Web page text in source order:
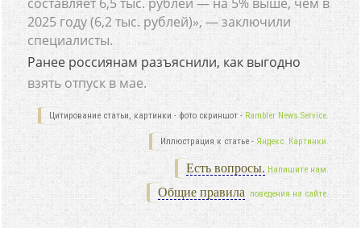
2025 году (6,2 тыс. рублей)», — заключили
специалисты.
Ранее россиянам разъяснили, как выгодно
взять отпуск в мае.
Цитирование статьи, картинки - фото скриншот - Rambler News Service.
Иллюстрация к статье - Яндекс. Картинки.
Есть вопросы. Напишите нам.
Общие правила поведения на сайте.